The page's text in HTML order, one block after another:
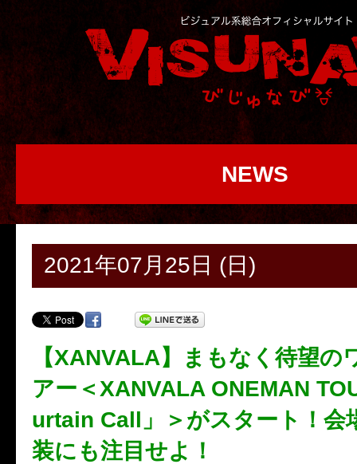
NEWS
2021年07月25日 (日)
【XANVALA】まもなく待望の
アー＜XANVALA ONEMAN
urtain Call」＞がスタート！会
装にも注目せよ！